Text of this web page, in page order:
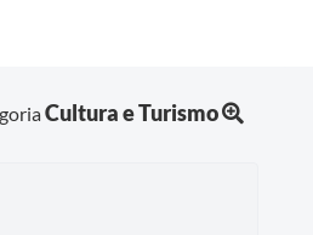
Cultura e Turismo